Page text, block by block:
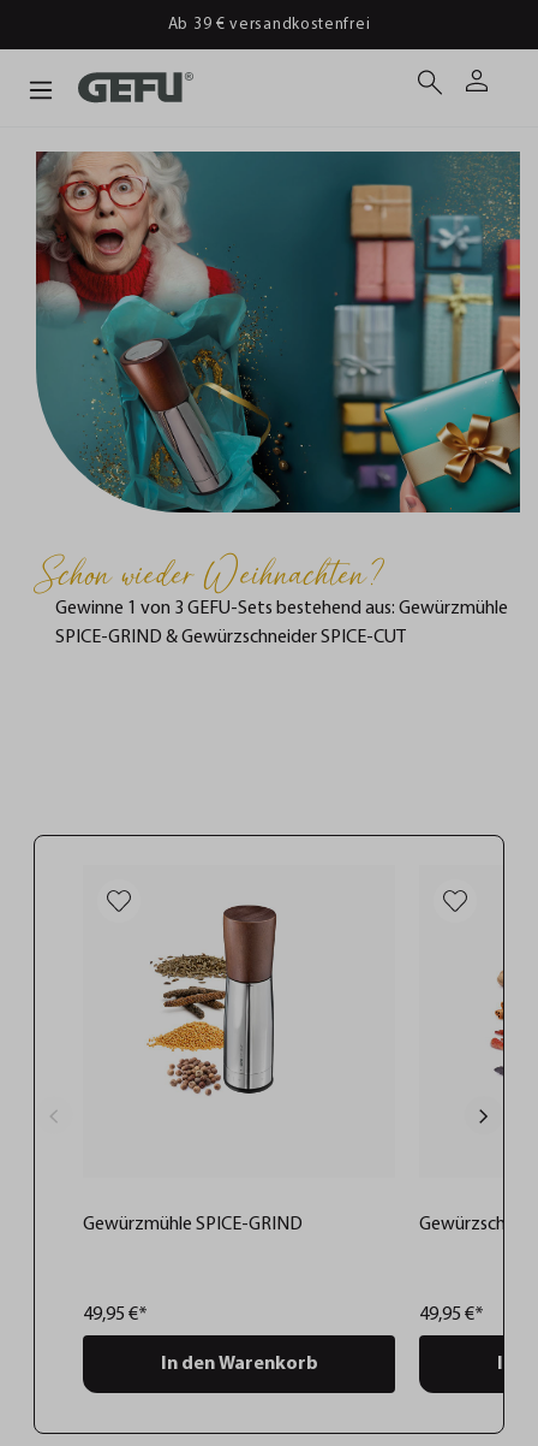
Ab 39 € versandkostenfrei
Schon wieder Weihnachten?
Gewinne 1 von 3 GEFU-Sets bestehend aus: Gewürzmühle
SPICE-GRIND & Gewürzschneider SPICE-CUT
Gewürzmühle SPICE-GRIND
49,95 €*
In den Warenkorb
49,95 €*